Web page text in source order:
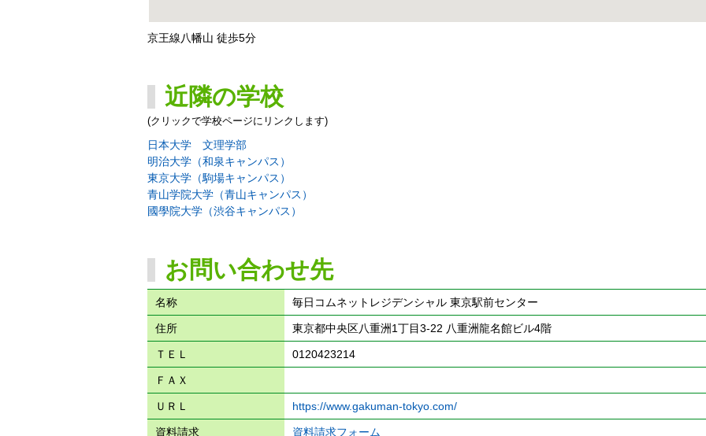
京王線八幡山 徒歩5分
近隣の学校
(クリックで学校ページにリンクします)
日本大学 文理学部
明治大学（和泉キャンパス）
東京大学（駒場キャンパス）
青山学院大学（青山キャンパス）
國學院大学（渋谷キャンパス）
お問い合わせ先
名称 毎日コムネットレジデンシャル 東京駅前センター
住所 東京都中央区八重洲1丁目3-22 八重洲龍名館ビル4階
ＴＥＬ 0120423214
ＦＡＸ
ＵＲＬ https://www.gakuman-tokyo.com/
資料請求 資料請求フォーム